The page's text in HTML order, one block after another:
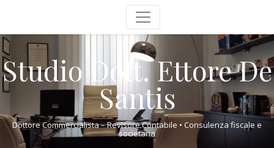
Studio Dott. Ettore De
Santis
Dottore Commercialista – Revisore Contabile • Consulenza fiscale e
societaria